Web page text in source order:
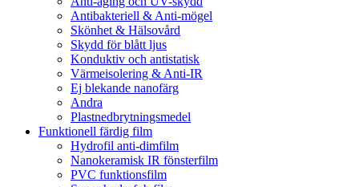
Antibakteriell & Anti-mögel
Skönhet & Hälsovård
Skydd för blått ljus
Konduktiv och antistatisk
Värmeisolering & Anti-IR
Ej blekande nanofärg
Andra
Plastnedbrytningsmedel
Funktionell färdig film
Hydrofil anti-dimfilm
Nanokeramisk IR fönsterfilm
PVC funktionsfilm